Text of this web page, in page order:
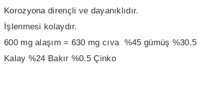
Korozyona dirençli ve dayanıklıdır.
İşlenmesi kolaydır.
600 mg alaşım = 630 mg cıva %45 gümüş %30.5
Kalay %24 Bakır %0.5 Çinko